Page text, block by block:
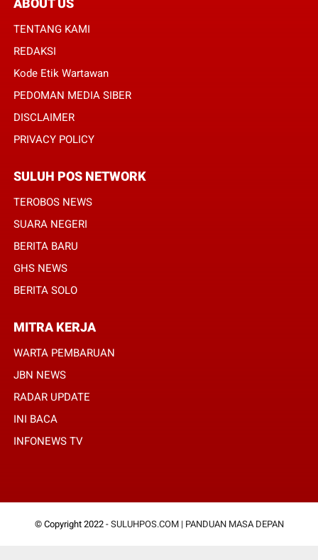
ABOUT US
TENTANG KAMI
REDAKSI
Kode Etik Wartawan
PEDOMAN MEDIA SIBER
DISCLAIMER
PRIVACY POLICY
SULUH POS NETWORK
TEROBOS NEWS
SUARA NEGERI
BERITA BARU
GHS NEWS
BERITA SOLO
MITRA KERJA
WARTA PEMBARUAN
JBN NEWS
RADAR UPDATE
INI BACA
INFONEWS TV
© Copyright 2022 - SULUHPOS.COM | PANDUAN MASA DEPAN